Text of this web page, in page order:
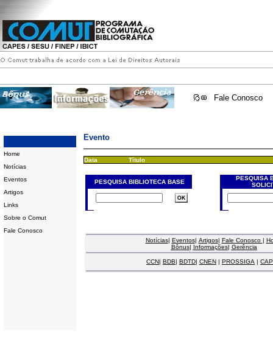
Fale Conosco
Home
Notícias
Eventos
Artigos
Links
Sobre o Comut
Fale Conosco
Evento
Data Título
PESQUISA BIBLIOTECA BASE
PESQUISA
Notícias| Eventos| Artigos| Fale Conosco |
Bônus| Informações| Gerência
CCN| BDB| BDTD| CNEN | PROSSIGA |